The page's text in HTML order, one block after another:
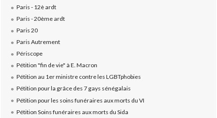
Paris - 12è ardt
Paris - 20ème ardt
Paris 20
Paris Autrement
Périscope
Pétition "fin de vie" à E. Macron
Pétition au 1er ministre contre les LGBTphobies
Pétition pour la grâce des 7 gays sénégalais
Pétition pour les soins funéraires aux morts du VI
Pétition Soins funéraires aux morts du Sida